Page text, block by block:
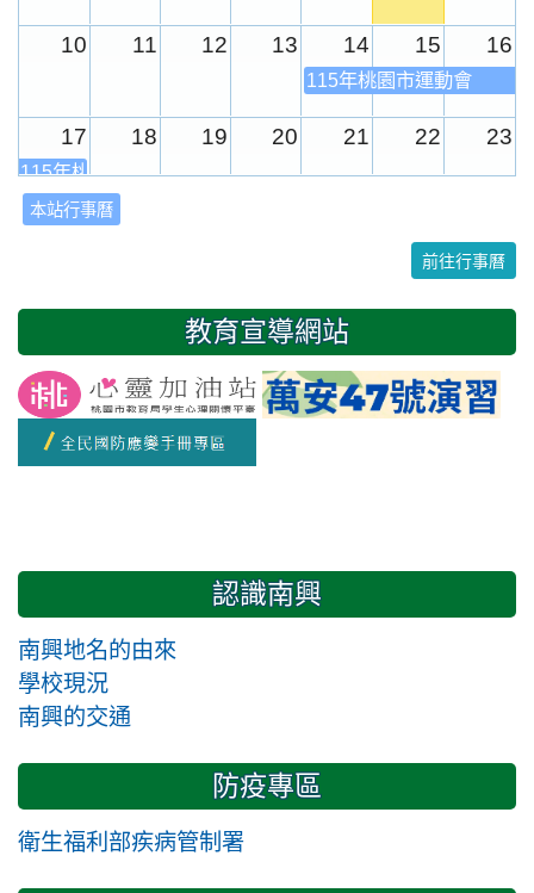
10 11 12 13 14 15 16
115年桃園市運動會
17 18 19 20 21 22 23
115年桃園市運動會
24
2 3
友善校園週
開學日
本站行事曆
前往行事曆
教育宣導網站
認識南興
南興地名的由來
學校現況
南興的交通
防疫專區
衛生福利部疾病管制署